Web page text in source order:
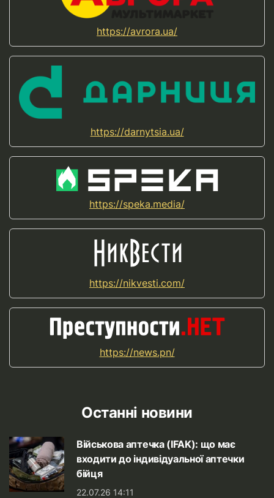
https://avrora.ua/
https://darnytsia.ua/
https://speka.media/
https://nikvesti.com/
https://news.pn/
Останні новини
Військова аптечка (IFAK): що має
входити до індивідуальної аптечки
бійця
22.07.26 14:11